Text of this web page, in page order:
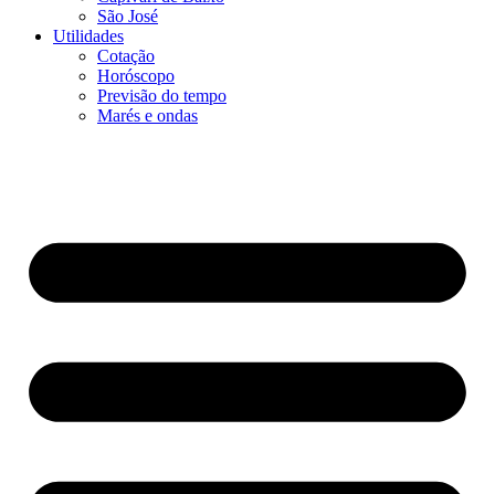
São José
Utilidades
Cotação
Horóscopo
Previsão do tempo
Marés e ondas